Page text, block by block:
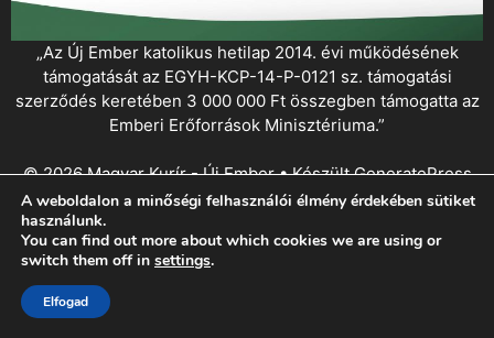
„Az Új Ember katolikus hetilap 2014. évi működésének
támogatását az EGYH-KCP-14-P-0121 sz. támogatási
szerződés keretében 3 000 000 Ft összegben támogatta az
Emberi Erőforrások Minisztériuma.”
© 2026 Magyar Kurír - Új Ember• KészültGeneratePress
A weboldalon a minőségi felhasználói élmény érdekében sütiket
használunk.
You can find out more about which cookies we are using or
switch them off in settings.
Elfogad